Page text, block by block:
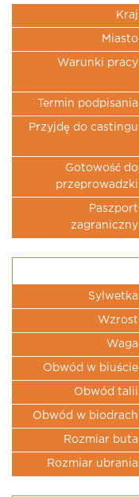
Kraj
Miasto
Warunki pracy
Termin podpisania
Przyjdę do castingu
Gotowość do
przeprowadzki
Paszport
zagraniczny
Sylwetka
Wzrost
Waga
Obwód w biuście
Obwód talii
Obwód w biodrach
Rozmiar buta
Rozmiar ubrania